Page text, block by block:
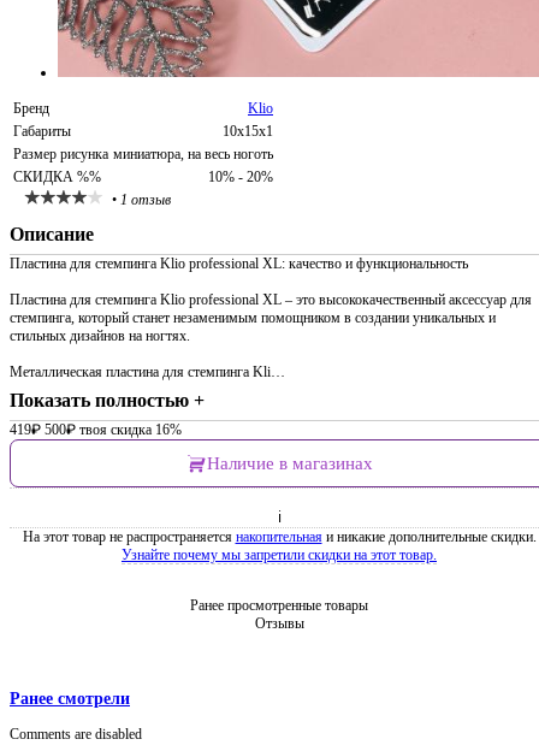
Бренд
Klio
Габариты
10х15х1
Размер рисунка миниатюра, на весь ноготь
СКИДКА %%
10% - 20%
• 1 отзыв
Описание
Пластина для стемпинга Klio professional XL: качество и функциональность
Пластина для стемпинга Klio professional XL – это высококачественный аксессуар для
стемпинга, который станет незаменимым помощником в создании уникальных и
стильных дизайнов на ногтях.
Металлическая пластина для стемпинга Kli…
Показать полностью +
419₽ 500₽ твоя скидка 16%
Наличие в магазинах
ℹ
На этот товар не распространяется накопительнаяи никакие дополнительные скидки.
Узнайте почему мы запретили скидки на этот товар.
Ранее просмотренные товары
Отзывы
Ранее смотрели
Comments are disabled